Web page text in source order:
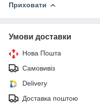
Приховати
Умови доставки
Нова Пошта
Самовивіз
Delivery
Доставка поштою